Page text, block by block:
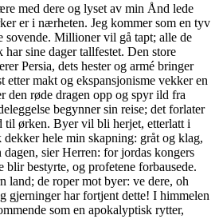
med dere og lyset av min Ånd lede
er i nærheten. Jeg kommer som en tyv
sovende. Millioner vil gå tapt; alle de
sine dager tallfestet. Den store
Persia, dets hester og armé bringer
etter makt og ekspansjonisme vekker en
den røde dragen opp og spyr ild fra
begynner sin reise; det forlater
til ørken. Byer vil bli herjet, etterlatt i
hele min skapning: gråt og klag,
dagen, sier Herren: for jordas kongers
blir bestyrte, og profetene forbausede.
land; de roper mot byer: ve dere, oh
gjerninger har fortjent dette! I himmelen
som en apokalyptisk rytter,